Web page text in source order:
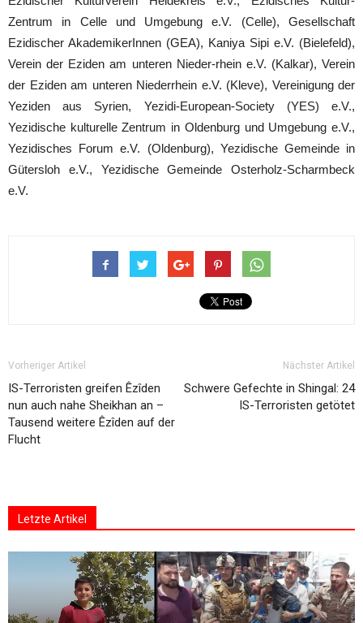
Zentrum in Celle und Umgebung e.V. (Celle), Gesellschaft
Ezidischer AkademikerInnen (GEA), Kaniya Sipi e.V. (Bielefeld),
Verein der Eziden am unteren Nieder-rhein e.V. (Kalkar), Verein
der Eziden am unteren Niederrhein e.V. (Kleve), Vereinigung der
Yeziden aus Syrien, Yezidi-European-Society (YES) e.V.,
Yezidische kulturelle Zentrum in Oldenburg und Umgebung e.V.,
Yezidisches Forum e.V. (Oldenburg), Yezidische Gemeinde in
Gütersloh e.V., Yezidische Gemeinde Osterholz-Scharmbeck
e.V.
Vorheriger Artikel
IS-Terroristen greifen Êzîden
nun auch nahe Sheikhan an –
Tausend weitere Êzîden auf der
Flucht
Nächster Artikel
Schwere Gefechte in Shingal: 24
IS-Terroristen getötet
Letzte Artikel